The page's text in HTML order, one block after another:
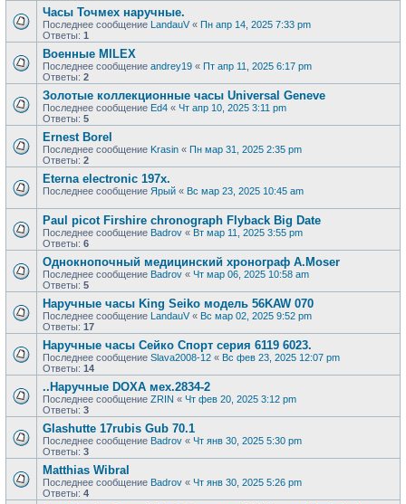
Часы Точмех наручные.
Последнее сообщение LandauV« Пн апр 14, 2025 7:33 pm
Ответы: 1
Военные MILEX
Последнее сообщение andrey19 « Пт апр 11, 2025 6:17 pm
Ответы: 2
Золотые коллекционные часы Universal Geneve
Последнее сообщение Ed4 « Чт апр 10, 2025 3:11 pm
Ответы: 5
Ernest Borel
Последнее сообщение Krasin « Пн мар 31, 2025 2:35 pm
Ответы: 2
Eterna electronic 197х.
Последнее сообщение Ярый « Вс мар 23, 2025 10:45 am
Paul picot Firshire chronograph Flyback Big Date
Последнее сообщение Badrov « Вт мар 11, 2025 3:55 pm
Ответы: 6
Однокнопочный медицинский хронограф A.Moser
Последнее сообщение Badrov « Чт мар 06, 2025 10:58 am
Ответы: 5
Наручные часы King Seiko модель 56KAW 070
Последнее сообщение LandauV« Вс мар 02, 2025 9:52 pm
Ответы: 17
Наручные часы Сейко Спорт серия 6119 6023.
Последнее сообщение Slava2008-12 « Вс фев 23, 2025 12:07 pm
Ответы: 14
..Наручные DOXA мех.2834-2
Последнее сообщение ZRIN « Чт фев 20, 2025 3:12 pm
Ответы: 3
Glashutte 17rubis Gub 70.1
Последнее сообщение Badrov « Чт янв 30, 2025 5:30 pm
Ответы: 3
Matthias Wibral
Последнее сообщение Badrov « Чт янв 30, 2025 5:26 pm
Ответы: 4